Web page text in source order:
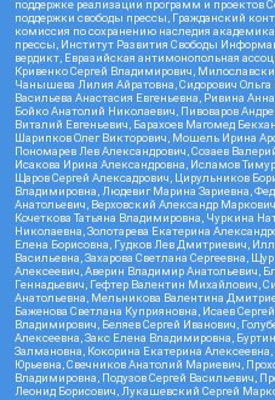
поддержке реализации программ и проектов
поддержки свободы прессы, Гражданский
комиссия по сохранению наследия
прессы, Институт Развития Свободы
вердикт, Евразийская антимонопольная
Кривенко Сергей Владимирович,
Чанышева Лилия Айратовна, Сидорович Ольга
Васильева Анастасия Евгеньевна, Ривина
Бойко Анатолий Николаевич, Пивоваров
Виталий Евгеньевич, Барахоев Магомед
Шарипков Олег Викторович, Мошель Ирина
Пономарев Лев Александрович, Созаев
Исакова Ирина Александровна, Исламов
Щаров Сергей Алексадрович, Цирульников
Владимировна, Людевиг Марина Зариевна,
Анатольевич, Верховский Александр
Кочеткова Татьяна Владимировна, Чуркина
Николаевна, Золотарева Екатерина
Елена Борисовна, Гудков Лев Дмитриевич,
Васильевна, Захарова Светлана Сергеевна,
Алексеевич, Аверин Владимир Анатольевич,
Геннадьевич, Гефтер Валентин Михайлович,
Анатольевна, Мельникова Валентина
Баженова Светлана Куприяновна, Исаев
Владимирович, Беляев Сергей Иванович,
Алексеевна, Закс Елена Владимировна,
Залмановна, Кокорина Екатерина
Юрьевна, Свечников Анатолий Мариевич,
Владимировна, Подузов Сергей Васильевич,
Леонид Борисович, Лукашевский Сергей